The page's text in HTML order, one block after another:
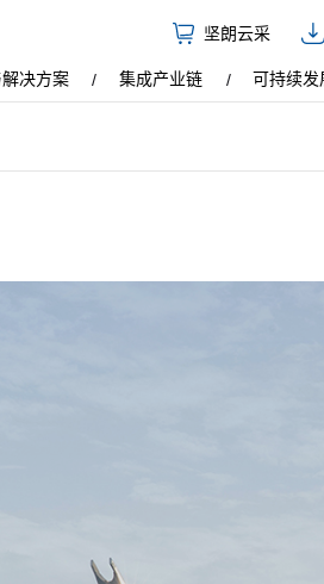
坚朗云采
决方案 集成产业链 可持续发